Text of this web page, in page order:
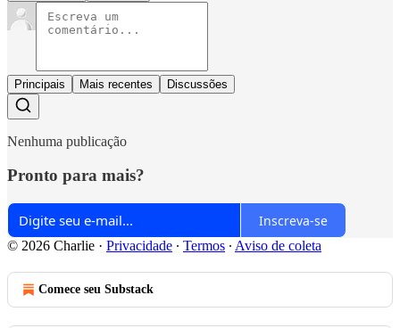
Principais Mais recentes Discussões
Nenhuma publicação
Pronto para mais?
Inscreva-se
© 2026 Charlie · Privacidade ∙ Termos ∙ Aviso de coleta
Comece seu Substack